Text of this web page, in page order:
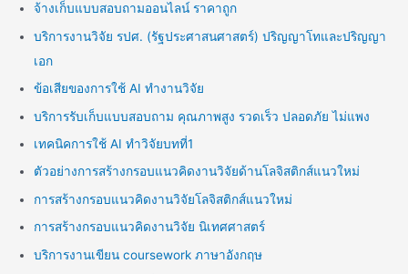
จ้างเก็บแบบสอบถามออนไลน์ ราคาถูก
บริการงานวิจัย รปศ. (รัฐประศาสนศาสตร์) ปริญญาโทและปริญญา
เอก
ข้อเสียของการใช้ AI ทำงานวิจัย
บริการรับเก็บแบบสอบถาม คุณภาพสูง รวดเร็ว ปลอดภัย ไม่แพง
เทคนิคการใช้ AI ทำวิจัยบทที่1
ตัวอย่างการสร้างกรอบแนวคิดงานวิจัยด้านโลจิสติกส์แนวใหม่
การสร้างกรอบแนวคิดงานวิจัยโลจิสติกส์แนวใหม่
การสร้างกรอบแนวคิดงานวิจัย นิเทศศาสตร์
บริการงานเขียน coursework ภาษาอังกฤษ